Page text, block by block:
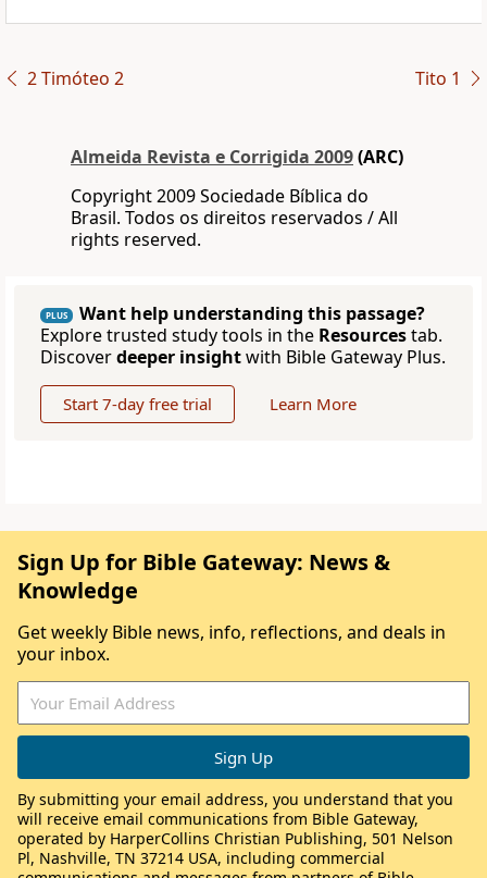
2 Timóteo 2 Tito 1
Almeida Revista e Corrigida 2009(ARC)
Copyright 2009 Sociedade Bíblica do
Brasil. Todos os direitos reservados / All
rights reserved.
PLUS
Want help understanding this passage?
Explore trusted study tools in the Resourcestab.
Discoverdeeper insightwith Bible Gateway Plus.
Start 7-day free trial Learn More
Sign Up for Bible Gateway: News &
Knowledge
Get weekly Bible news, info, reflections, and deals in
your inbox.
By submitting your email address, you understand that you
will receive email communications from Bible Gateway,
operated by HarperCollins Christian Publishing, 501 Nelson
Pl, Nashville, TN 37214 USA, including commercial